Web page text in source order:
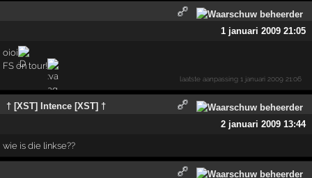
1 januari 2009 21:05
oioi
FS on tour!
laatste aanpassing1 januari 2009 21:06
† [XST] Intence [XST] †
2 januari 2009 13:44
wie is die linkse??